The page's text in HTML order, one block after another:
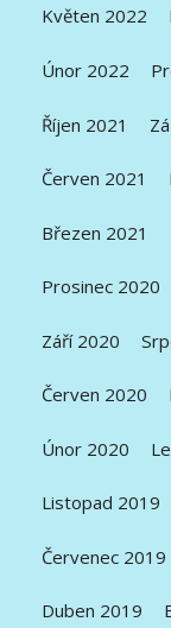
Květen 2022
Únor 2022
Říjen 2021
Červen 2021
Březen 2021
Prosinec 2020
Září 2020
Červen 2020
Únor 2020
Listopad 2019
Červenec 2019
Duben 2019